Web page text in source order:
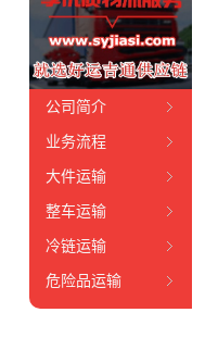
公司简介
业务流程
大件运输
整车运输
冷链运输
危险品运输